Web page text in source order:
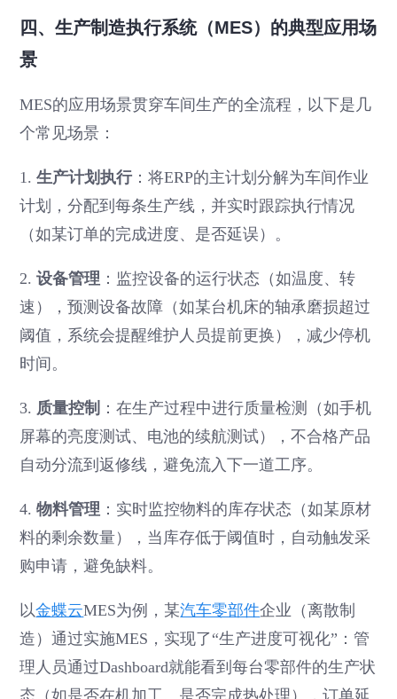
四、生产制造执行系统（MES）的典型应用场
景
MES的应用场景贯穿车间生产的全流程，以下是几
个常见场景：
1.生产计划执行：将ERP的主计划分解为车间作业
计划，分配到每条生产线，并实时跟踪执行情况
（如某订单的完成进度、是否延误）。
2.设备管理 ：监控设备的运行状态（如温度、转
速），预测设备故障（如某台机床的轴承磨损超过
阈值，系统会提醒维护人员提前更换），减少停机
时间。
3. 质量控制 ：在生产过程中进行质量检测（如手机
屏幕的亮度测试、电池的续航测试），不合格产品
自动分流到返修线，避免流入下一道工序。
4.物料管理 ：实时监控物料的库存状态（如某原材
料的剩余数量），当库存低于阈值时，自动触发采
购申请，避免缺料。
以金蝶云MES为例，某汽车零部件企业（离散制
造）通过实施MES，实现了“生产进度可视化”：管
理人员通过Dashboard就能看到每台零部件的生产状
态（如是否在机加工、是否完成热处理），订单延